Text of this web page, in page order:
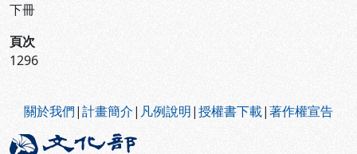
下冊
頁次
1296
關於我們|計畫簡介| 凡例說明|授權書下載|著作權宣告